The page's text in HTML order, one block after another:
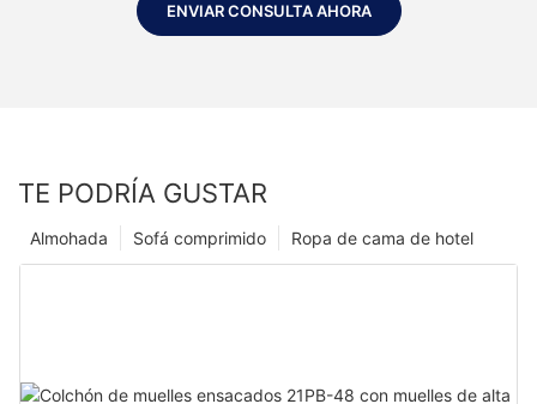
ENVIAR CONSULTA AHORA
TE PODRÍA GUSTAR
Ropa de cama de hotel
Sofá comprimido
Almohada